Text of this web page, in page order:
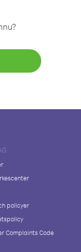
policyer
Complaints Code